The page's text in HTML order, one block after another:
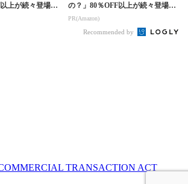
上が続々登場！
の？」80％OFF以上が続々登場！
Amazonの本気が...
PR(Amazon)
Recommended by
TRANSACTION ACT